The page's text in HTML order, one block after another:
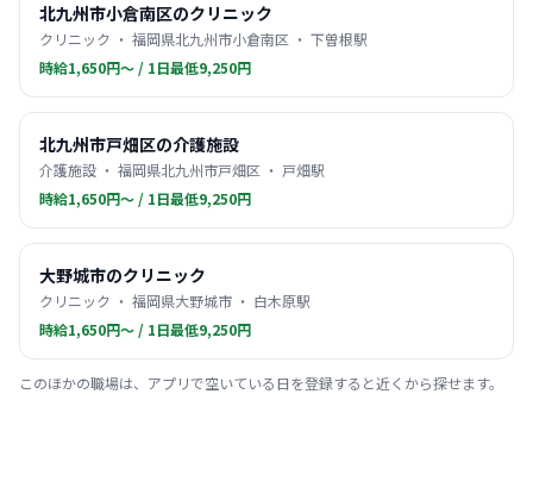
北九州市小倉南区のクリニック
クリニック ・ 福岡県北九州市小倉南区 ・ 下曽根駅
時給1,650円〜 / 1日最低9,250円
北九州市戸畑区の介護施設
介護施設 ・ 福岡県北九州市戸畑区 ・ 戸畑駅
時給1,650円〜 / 1日最低9,250円
大野城市のクリニック
クリニック ・ 福岡県大野城市 ・ 白木原駅
時給1,650円〜 / 1日最低9,250円
このほかの職場は、アプリで空いている日を登録すると近くから探せます。